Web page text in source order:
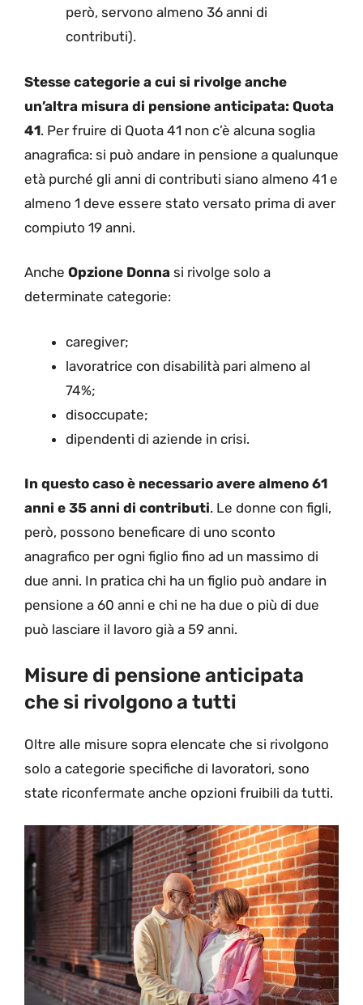
però, servono almeno 36 anni di
contributi).
Stesse categorie a cui si rivolge anche
un’altra misura di pensione anticipata: Quota
41. Per fruire di Quota 41 non c’è alcuna soglia
anagrafica: si può andare in pensione a qualunque
età purché gli anni di contributi siano almeno 41 e
almeno 1 deve essere stato versato prima di aver
compiuto 19 anni.
Anche Opzione Donna si rivolge solo a
determinate categorie:
caregiver;
lavoratrice con disabilità pari almeno al
74%;
disoccupate;
dipendenti di aziende in crisi.
In questo caso è necessario avere almeno 61
anni e 35 anni di contributi. Le donne con figli,
però, possono beneficare di uno sconto
anagrafico per ogni figlio fino ad un massimo di
due anni. In pratica chi ha un figlio può andare in
pensione a 60 anni e chi ne ha due o più di due
può lasciare il lavoro già a 59 anni.
Misure di pensione anticipata
che si rivolgono a tutti
Oltre alle misure sopra elencate che si rivolgono
solo a categorie specifiche di lavoratori, sono
state riconfermate anche opzioni fruibili da tutti.